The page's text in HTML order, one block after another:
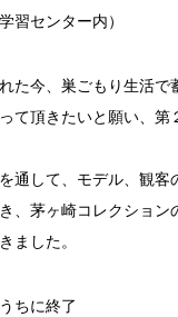
習センター内）
た今、巣ごもり生活で
て頂きたいと願い、第
通して、モデル、観客
、茅ヶ崎コレクション
ました。
ちに終了